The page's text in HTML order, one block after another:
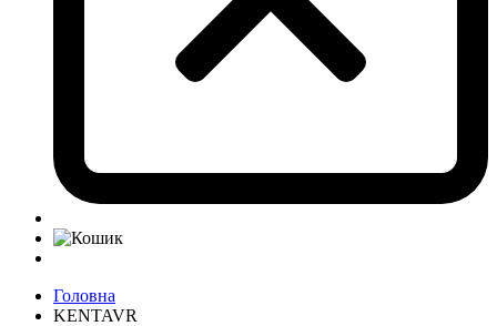
Головна
KENTAVR